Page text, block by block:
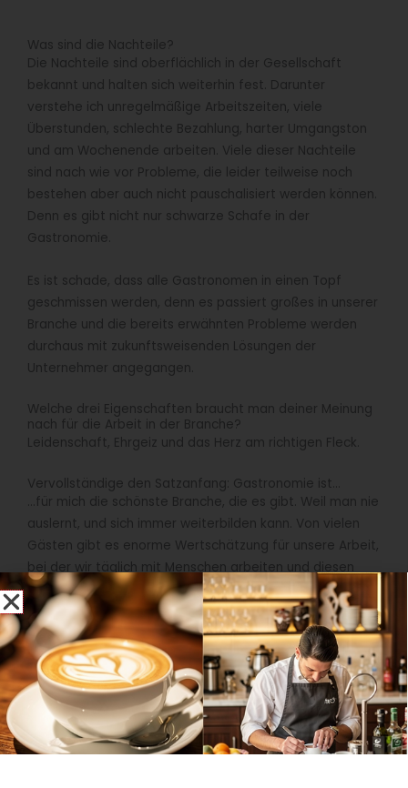
Was sind die Nachteile?
Die Nachteile sind oberflächlich in der Gesellschaft
bekannt und halten sich weiterhin fest. Darunter
verstehe ich unregelmäßige Arbeitszeiten, viele
Überstunden, schlechte Bezahlung, harter Umgangston
und am Wochenende arbeiten. Viele dieser Nachteile
sind nach wie vor Probleme, die leider teilweise noch
bestehen aber auch nicht pauschalisiert werden können.
Denn es gibt nicht nur schwarze Schafe in der
Gastronomie.
Es ist schade, dass alle Gastronomen in einen Topf
geschmissen werden, denn es passiert großes in unserer
Branche und die bereits erwähnten Probleme werden
durchaus mit zukunftsweisenden Lösungen der
Unternehmer angegangen.
Welche drei Eigenschaften braucht man deiner Meinung
nach für die Arbeit in der Branche?
Leidenschaft, Ehrgeiz und das Herz am richtigen Fleck.
Vervollständige den Satzanfang: Gastronomie ist…
…für mich die schönste Branche, die es gibt. Weil man nie
auslernt, und sich immer weiterbilden kann. Von vielen
Gästen gibt es enorme Wertschätzung für unsere Arbeit,
bei der wir täglich mit Menschen arbeiten und diesen
eine schöne Zeit bei uns ermöglichen. Die Welt steht
Gastronomen offen, wer will, kann überall auf der Welt
arbeiten und dabei die jeweilige Kultur und das Land
erleben. Der Zusammenhalt in einem Team – sei es im
Gourmetrestaurant, Hotel oder auf der Skihütte – ist
einzigartig. Gastronomie ist Mannschaftssport und nur so
macht es allen Spaß.